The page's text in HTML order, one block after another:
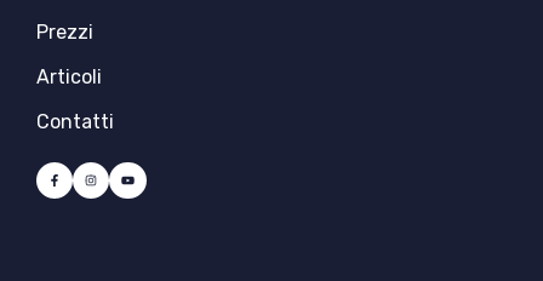
Prezzi
Articoli
Contatti